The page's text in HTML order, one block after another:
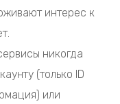
интерес к
никогда
(только ID
или